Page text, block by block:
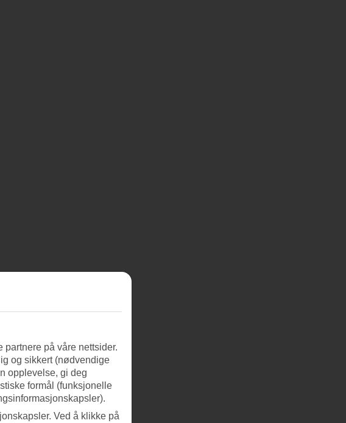
på våre nettsider.
og sikkert (nødvendige
opplevelse, gi deg
formål (funksjonelle
Ved å klikke på